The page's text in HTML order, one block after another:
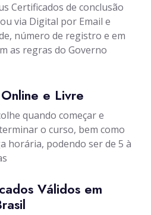
Certificados de conclusão
via Digital por Email e
número de registro e em
as regras do Governo
e Livre
quando começar e
o curso, bem como
horária, podendo ser de 5 à
Válidos em